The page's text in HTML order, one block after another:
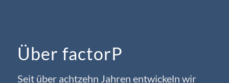
Über factorP
Seit über achtzehn Jahren entwickeln wir